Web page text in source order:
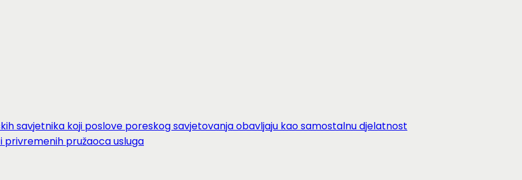
savjetnika koji poslove poreskog savjetovanja obavljaju kao samostalnu djelatnost
privremenih pružaoca usluga